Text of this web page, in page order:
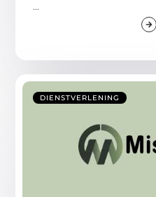
...
DIENSTVERLENING